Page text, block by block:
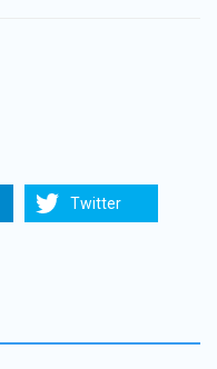
Twitter